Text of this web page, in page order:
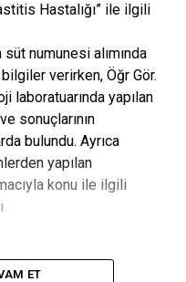
Hastalığı” ile ilgili
numunesi alımında
verirken, Öğr Gör.
laboratuarında yapılan
sonuçlarının
bulundu. Ayrıca
yapılan
konu ile ilgili
ET